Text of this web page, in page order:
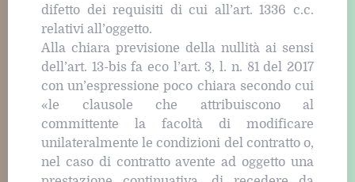
difetto dei requisiti di cui all’art. 1336 c.c.
relativi all’oggetto.
Alla chiara previsione della nullità ai sensi
dell’art. 13-bis fa eco l’art. 3, l. n. 81 del 2017
con un’espressione poco chiara secondo cui
«le clausole che attribuiscono al
committente la facoltà di modificare
unilateralmente le condizioni del contratto o,
nel caso di contratto avente ad oggetto una